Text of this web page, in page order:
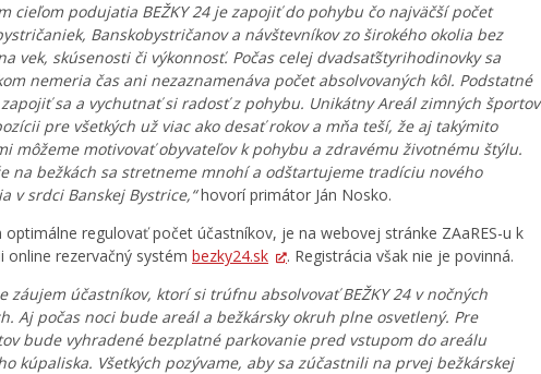
cieľom podujatia BEŽKY 24 je zapojiť do pohybu čo najväčší počet
Banskobystričanov a návštevníkov zo širokého okolia bez
vek, skúsenosti či výkonnosť. Počas celej dvadsaťštyrihodinovky sa
nemeria čas ani nezaznamenáva počet absolvovaných kôl. Podstatné
sa a vychutnať si radosť z pohybu. Unikátny Areál zimných športov
pre všetkých už viac ako desať rokov a mňa teší, že aj takýmito
môžeme motivovať obyvateľov k pohybu a zdravému životnému štýlu.
na bežkách sa stretneme mnohí a odštartujeme tradíciu nového
v srdci Banskej Bystrice,“hovorí primátor Ján Nosko.
optimálne regulovať počet účastníkov, je na webovej stránke ZAaRES-u k
online rezervačný systém bezky24.sk
. Registrácia však nie je povinná.
záujem účastníkov, ktorí si trúfnu absolvovať BEŽKY 24 v nočných
Aj počas noci bude areál a bežkársky okruh plne osvetlený. Pre
bude vyhradené bezplatné parkovanie pred vstupom do areálu
kúpaliska. Všetkých pozývame, aby sa zúčastnili na prvej bežkárskej